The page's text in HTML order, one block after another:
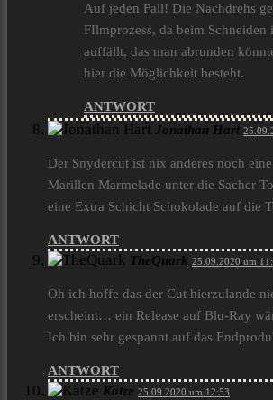
Auf jeden Fall! Die Nachdrehs
FIlmprozess, da beim Schneiden
auffällt, das man abrunden
hier die Möglichkeit besteht.
ANTWORT
Jonathan Hart
Der Snydercut ist nix anderes noch
Marillen Marmelade unter die Sacher
eine Extra Schicht Schokolade auf die
ANTWORT
TheQuark 25.09.2020 um
Oh ich hoffe das der Cut hierzulande
erscheint… ein Release auf Blu-Ray
Ich bin sehr gespannt auf das
ANTWORT
Katze 25.09.2020 um 12:53